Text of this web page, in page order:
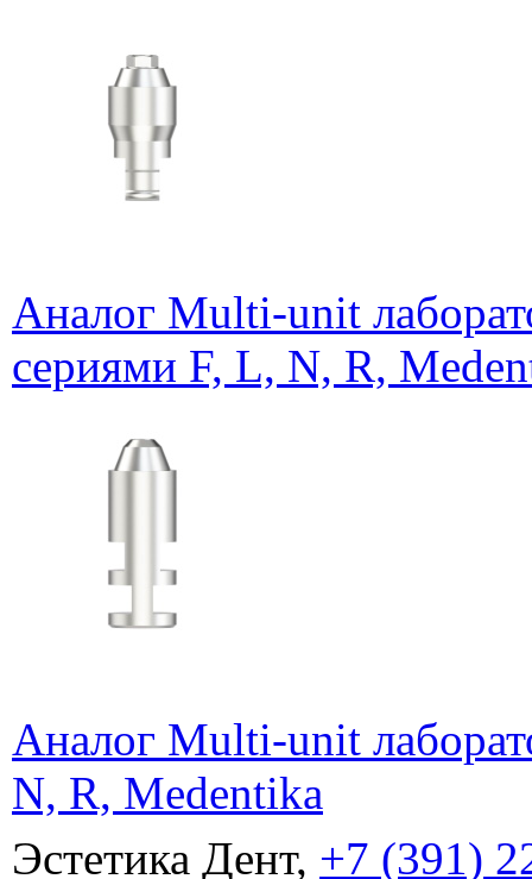
Аналог Multi-unit
сериями F, L, N, R,
Аналог Multi-unit
N, R, Medentika
Эстетика Дент, +7 (391)